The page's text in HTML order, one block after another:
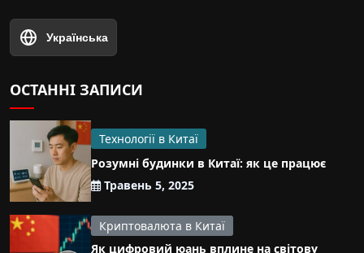
Українська
ОСТАННІ ЗАПИСИ
Технології в Китаї
Розумні будинки в Китаї: як це працює
Травень 5, 2025
Криптовалюта в Китаї
Як цифровий юань вплине на світову